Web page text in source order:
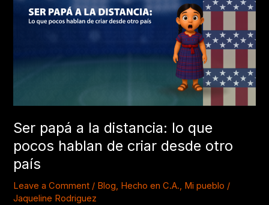
Ser papá a la distancia: lo que
pocos hablan de criar desde otro
país
Leave a Comment / Blog, Hecho en C.A., Mi pueblo /
Jaqueline Rodriguez
distancia:
otro